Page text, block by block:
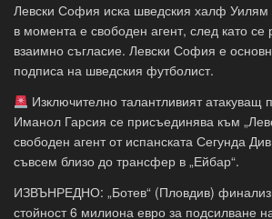
Левски София иска шведския халф Уилям
в момента е свободен агент, след като
взаимно съгласие. Левски София е
подписа на шведския футболист.
Изключително талантливият атакуващ
Иманол Гарсия се присъединява към
свободен агент от испанската Сегунда
съвсем близо до трансфер в „Ейбар“.
ИЗВЪНРЕДНО: „Ботев“ (Пловдив)
стойност 6 милиона евро за подсилване